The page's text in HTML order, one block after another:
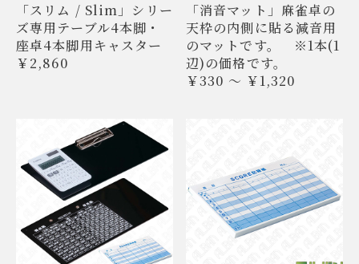
「スリム / Slim」シリー
ズ専用テーブル4本脚・
座卓4本脚用キャスター
￥2,860
「消音マット」麻雀卓の
天枠の内側に貼る減音用
のマットです。 ※1本(1
辺)の価格です。
￥330 ～ ￥1,320